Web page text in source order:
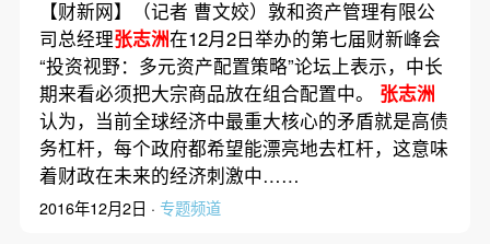
【财新网】（记者 曹文姣）敦和资产管理有限公
司总经理张志洲在12月2日举办的第七届财新峰会
“投资视野：多元资产配置策略”论坛上表示，中长
期来看必须把大宗商品放在组合配置中。 张志洲
认为，当前全球经济中最重大核心的矛盾就是高债
务杠杆，每个政府都希望能漂亮地去杠杆，这意味
着财政在未来的经济刺激中……
2016年12月2日 · 专题频道